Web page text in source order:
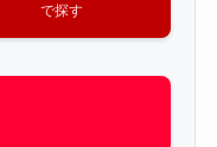
で探す